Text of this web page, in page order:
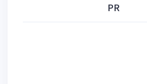
PR